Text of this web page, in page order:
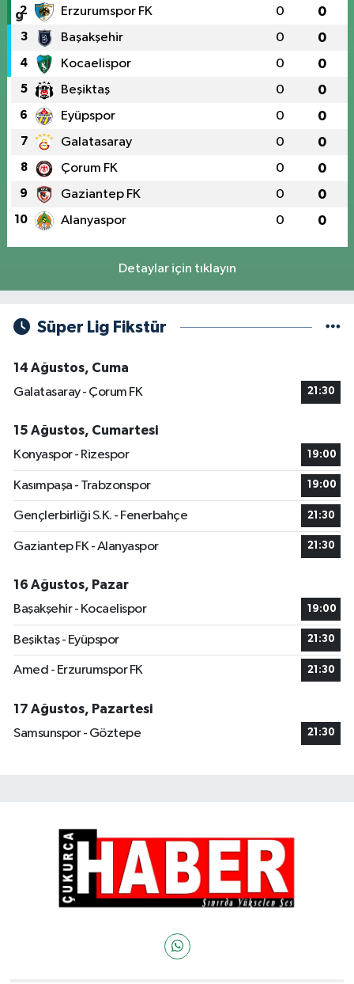
2 Erzurumspor FK 0 0
3 Başakşehir 0 0
4 Kocaelispor 0 0
5 Beşiktaş 0 0
6 Eyüpspor 0 0
7 Galatasaray 0 0
8 Çorum FK 0 0
9 Gaziantep FK 0 0
10 Alanyaspor 0 0
Detaylar için tıklayın
Süper Lig Fikstür
14 Ağustos, Cuma
Galatasaray - Çorum FK
21:30
15 Ağustos, Cumartesi
Konyaspor - Rizespor
19:00
Kasımpaşa - Trabzonspor 19:00
Gençlerbirliği S.K. - Fenerbahçe 21:30
Gaziantep FK - Alanyaspor 21:30
16 Ağustos, Pazar
Başakşehir - Kocaelispor
19:00
Beşiktaş - Eyüpspor 21:30
Amed - Erzurumspor FK 21:30
17 Ağustos, Pazartesi
Samsunspor - Göztepe
21:30